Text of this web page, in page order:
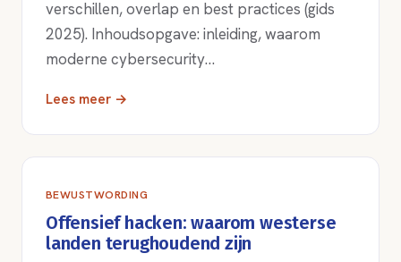
verschillen, overlap en best practices (gids
2025). Inhoudsopgave: inleiding, waarom
moderne cybersecurity…
Lees meer →
BEWUSTWORDING
Offensief hacken: waarom westerse
landen terughoudend zijn